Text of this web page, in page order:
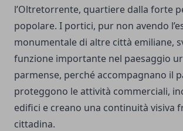
l’Oltretorrente, quartiere dalla forte
popolare. I portici, pur non avendo
monumentale di altre città emiliane,
funzione importante nel paesaggio
parmense, perché accompagnano il
proteggono le attività commerciali,
edifici e creano una continuità visiva
cittadina.